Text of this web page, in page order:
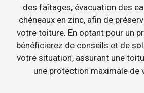
des faîtages, évacuation des
chéneaux en zinc, afin de
votre toiture. En optant pour un
bénéficierez de conseils et de
votre situation, assurant une
une protection maximale de